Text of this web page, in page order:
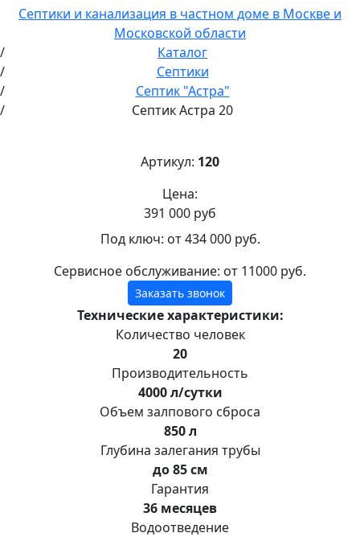
Септики и канализация в частном доме в Москве и
Московской области
Каталог
Септики
Септик "Астра"
Септик Астра 20
Артикул: 120
Цена:
391 000 руб
Под ключ: от 434 000 руб.
Сервисное обслуживание: от 11000 руб.
Заказать звонок
Технические характеристики:
Количество человек
20
Производительность
4000 л/сутки
Объем залпового сброса
850 л
Глубина залегания трубы
до 85 см
Гарантия
36 месяцев
Водоотведение